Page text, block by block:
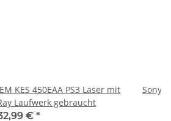
KES 450EAA PS3 Laser mit
Laufwerk gebraucht
€ *
Sony